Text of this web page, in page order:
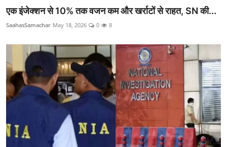
एक इंजेक्शन से 10% तक वजन कम और खर्राटों से राहत, SN की...
SaahasSamachar May 18, 2026 0 8